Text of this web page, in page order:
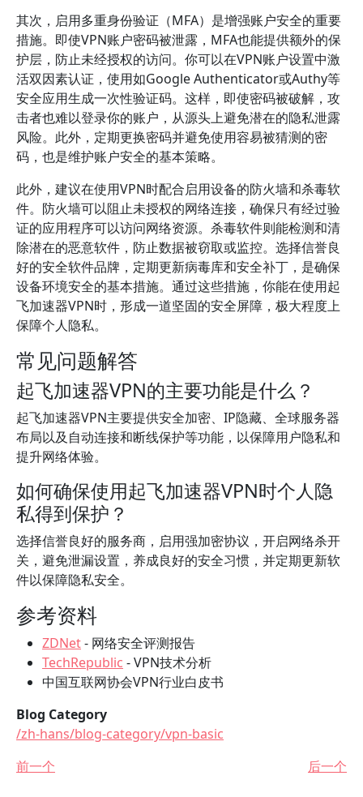
其次，启用多重身份验证（MFA）是增强账户安全的重要
措施。即使VPN账户密码被泄露，MFA也能提供额外的保
护层，防止未经授权的访问。你可以在VPN账户设置中激
活双因素认证，使用如Google Authenticator或Authy等
安全应用生成一次性验证码。这样，即使密码被破解，攻
击者也难以登录你的账户，从源头上避免潜在的隐私泄露
风险。此外，定期更换密码并避免使用容易被猜测的密
码，也是维护账户安全的基本策略。
此外，建议在使用VPN时配合启用设备的防火墙和杀毒软
件。防火墙可以阻止未授权的网络连接，确保只有经过验
证的应用程序可以访问网络资源。杀毒软件则能检测和清
除潜在的恶意软件，防止数据被窃取或监控。选择信誉良
好的安全软件品牌，定期更新病毒库和安全补丁，是确保
设备环境安全的基本措施。通过这些措施，你能在使用起
飞加速器VPN时，形成一道坚固的安全屏障，极大程度上
保障个人隐私。
常见问题解答
起飞加速器VPN的主要功能是什么？
起飞加速器VPN主要提供安全加密、IP隐藏、全球服务器
布局以及自动连接和断线保护等功能，以保障用户隐私和
提升网络体验。
如何确保使用起飞加速器VPN时个人隐
私得到保护？
选择信誉良好的服务商，启用强加密协议，开启网络杀开
关，避免泄漏设置，养成良好的安全习惯，并定期更新软
件以保障隐私安全。
参考资料
ZDNet- 网络安全评测报告
TechRepublic - VPN技术分析
中国互联网协会VPN行业白皮书
Blog Category
/zh-hans/blog-category/vpn-basic
前一个
后一个